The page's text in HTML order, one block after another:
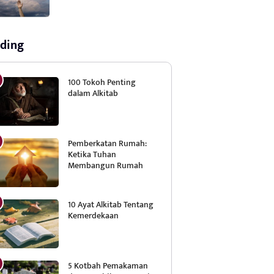
100 Tokoh Penting
dalam Alkitab
Pemberkatan Rumah:
Ketika Tuhan
Membangun Rumah
10 Ayat Alkitab Tentang
Kemerdekaan
5 Kotbah Pemakaman